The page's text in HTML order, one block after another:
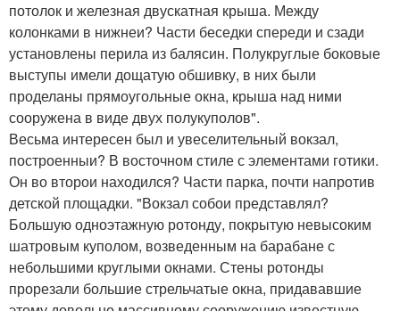
потолок и железная двускатная крыша. Между
колонками в нижнеи? Части беседки спереди и сзади
установлены перила из балясин. Полукруглые боковые
выступы имели дощатую обшивку, в них были
проделаны прямоугольные окна, крыша над ними
сооружена в виде двух полукуполов".
Весьма интересен был и увеселительный вокзал,
построенныи? В восточном стиле с элементами готики.
Он во второи находился? Части парка, почти напротив
детской площадки. "Вокзал собои представлял?
Большую одноэтажную ротонду, покрытую невысоким
шатровым куполом, возведенным на барабане с
небольшими круглыми окнами. Стены ротонды
прорезали большие стрельчатые окна, придававшие